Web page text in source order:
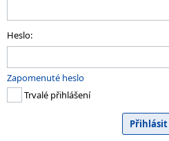
Heslo:
Zapomenuté heslo
Trvalé přihlášení